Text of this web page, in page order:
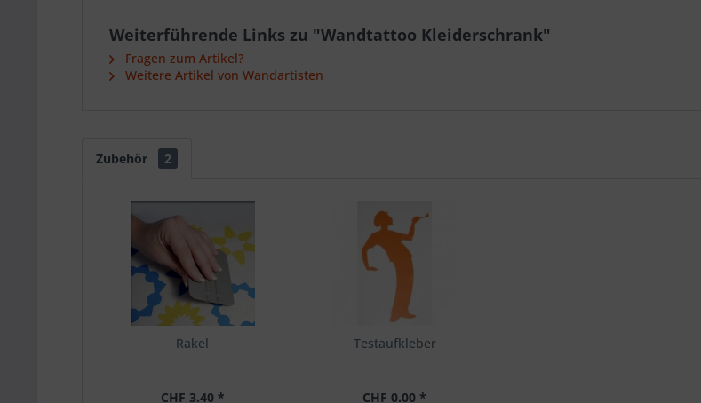
Weiterführende Links zu "Wandtattoo Kleiderschrank"
Fragen zum Artikel?
Weitere Artikel von Wandartisten
Zubehör 2
Rakel
CHF 3.40 *
Testaufkleber
CHF 0.00 *